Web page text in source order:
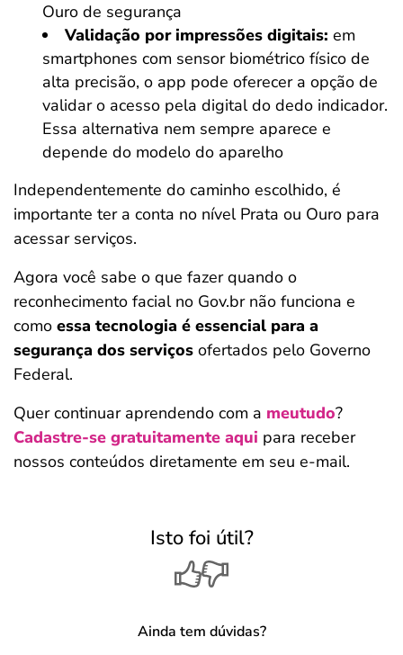
Ouro de segurança
Validação por impressões digitais: em
smartphones com sensor biométrico físico de
alta precisão, o app pode oferecer a opção de
validar o acesso pela digital do dedo indicador.
Essa alternativa nem sempre aparece e
depende do modelo do aparelho
Independentemente do caminho escolhido, é
importante ter a conta no nível Prata ou Ouro para
acessar serviços.
Agora você sabe o que fazer quando o
reconhecimento facial no Gov.br não funciona e
como essa tecnologia é essencial para a
segurança dos serviços ofertados pelo Governo
Federal.
Quer continuar aprendendo com a meutudo?
Cadastre-se gratuitamente aqui para receber
nossos conteúdos diretamente em seu e-mail.
Isto foi útil?
Ainda tem dúvidas?